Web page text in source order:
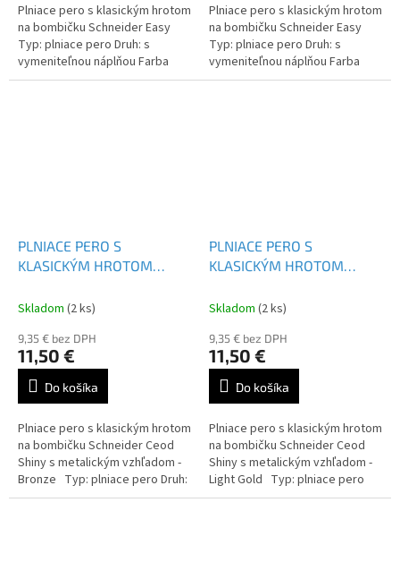
Plniace pero s klasickým hrotom
na bombičku Schneider Easy
Typ: plniace pero Druh: s
vymeniteľnou náplňou Farba
náplne: modrá
Plniace pero s klasickým hrotom
na bombičku Schneider Easy
Typ: plniace pero Druh: s
vymeniteľnou náplňou Farba
náplne: modrá
PLNIACE PERO S
KLASICKÝM HROTOM
168655
Skladom (2 ks)
9,35 € bez DPH
11,50 €
Do košíka
Plniace pero s klasickým hrotom
na bombičku Schneider Ceod
Shiny s metalickým vzhľadom -
Bronze Typ: plniace pero Druh:
s vymeniteľnou náplňou Farba
PLNIACE PERO S
KLASICKÝM HROTOM
168653
Skladom (2 ks)
9,35 € bez DPH
11,50 €
Do košíka
Plniace pero s klasickým hrotom
na bombičku Schneider Ceod
Shiny s metalickým vzhľadom -
Light Gold Typ: plniace pero
Druh: s vymeniteľnou náplňou